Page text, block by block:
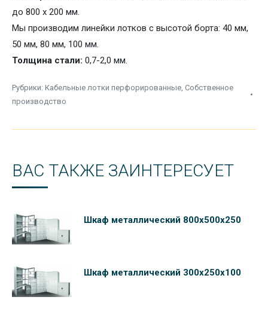
до 800 х 200 мм.
Мы производим линейки лотков с высотой борта: 40 мм,
50 мм, 80 мм, 100 мм.
Толщина стали: 0,7-2,0 мм.
Рубрики: Кабельные лотки перфорированные, Собственное
производство
ВАС ТАКЖЕ ЗАИНТЕРЕСУЕТ
Шкаф металлический 800х500х250
Шкаф металлический 300х250х100